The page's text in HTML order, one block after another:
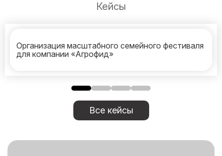
Кейсы
Организация масштабного семейного фестиваля
для компании «Агрофид»
Все кейсы